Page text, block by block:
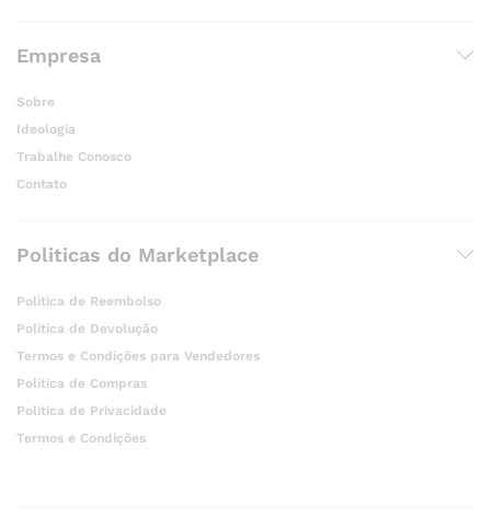
Empresa
Sobre
Ideologia
Trabalhe Conosco
Contato
Politicas do Marketplace
Politica de Reembolso
Politica de Devolução
Termos e Condições para Vendedores
Politica de Compras
Politica de Privacidade
Termos e Condições